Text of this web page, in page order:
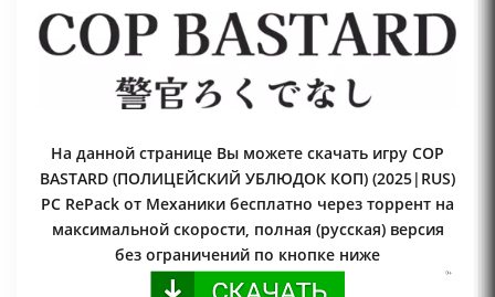
На данной странице Вы можете скачать игру COP
BASTARD (ПОЛИЦЕЙСКИЙ УБЛЮДОК КОП) (2025|RUS)
PC RePack от Механики бесплатно через торрент на
максимальной скорости, полная (русская) версия
без ограничений по кнопке ниже